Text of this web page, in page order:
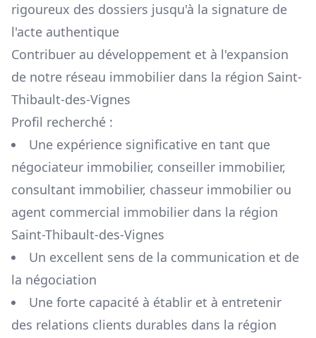
rigoureux des dossiers jusqu'à la signature de
l'acte authentique
Contribuer au développement et à l'expansion
de notre réseau immobilier dans la région Saint-
Thibault-des-Vignes
Profil recherché :
Une expérience significative en tant que
négociateur immobilier, conseiller immobilier,
consultant immobilier, chasseur immobilier ou
agent commercial immobilier dans la région
Saint-Thibault-des-Vignes
Un excellent sens de la communication et de
la négociation
Une forte capacité à établir et à entretenir
des relations clients durables dans la région